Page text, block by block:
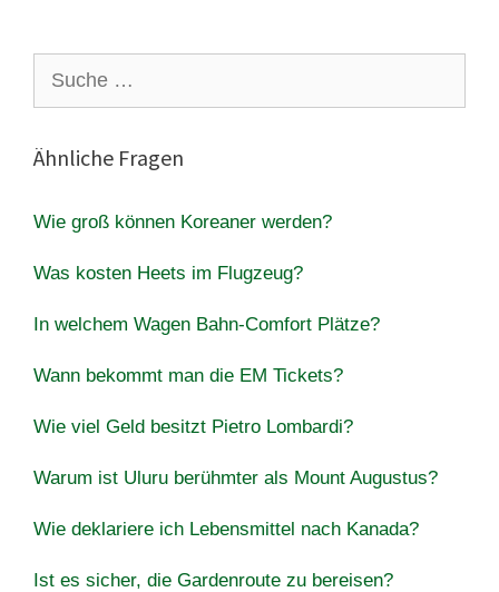
nach:
Ähnliche Fragen
Wie groß können Koreaner werden?
Was kosten Heets im Flugzeug?
In welchem Wagen Bahn-Comfort Plätze?
Wann bekommt man die EM Tickets?
Wie viel Geld besitzt Pietro Lombardi?
Warum ist Uluru berühmter als Mount Augustus?
Wie deklariere ich Lebensmittel nach Kanada?
Ist es sicher, die Gardenroute zu bereisen?